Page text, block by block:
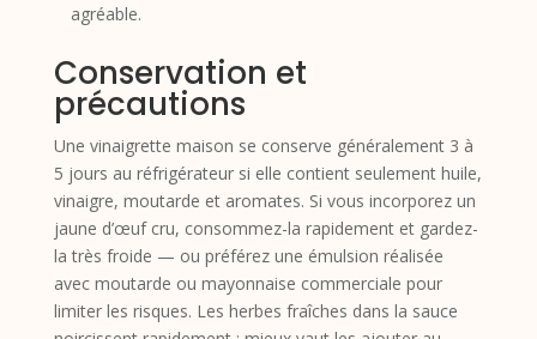
agréable.
Conservation et
précautions
Une vinaigrette maison se conserve généralement 3 à
5 jours au réfrigérateur si elle contient seulement huile,
vinaigre, moutarde et aromates. Si vous incorporez un
jaune d’œuf cru, consommez-la rapidement et gardez-
la très froide — ou préférez une émulsion réalisée
avec moutarde ou mayonnaise commerciale pour
limiter les risques. Les herbes fraîches dans la sauce